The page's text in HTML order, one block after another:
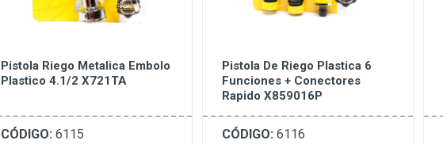
Pistola Riego Metalica Embolo
Plastico 4.1/2 X721TA
CÓDIGO: 6115
Pistola De Riego Plastica 6
Funciones + Conectores
Rapido X859016P
CÓDIGO: 6116